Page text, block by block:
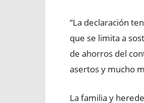
“La declaración
que se limita a
de ahorros del
asertos y mucho
La familia y